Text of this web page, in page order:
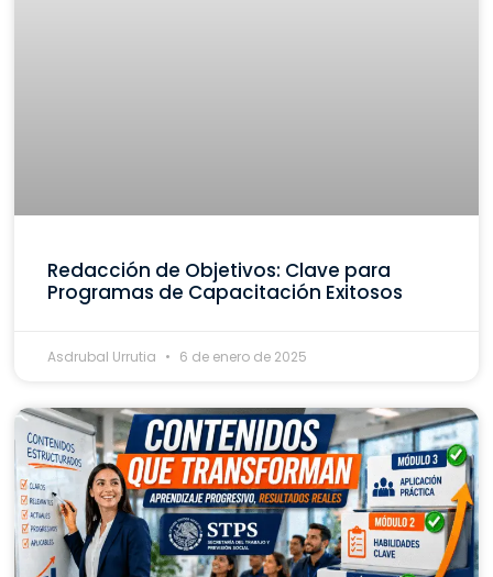
Redacción de Objetivos: Clave para
Programas de Capacitación Exitosos
Asdrubal Urrutia 6 de enero de 2025